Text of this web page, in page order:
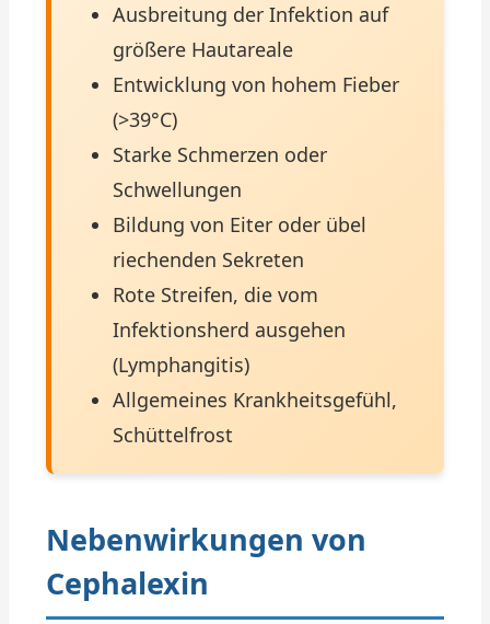
Ausbreitung der Infektion auf
größere Hautareale
Entwicklung von hohem Fieber
(>39°C)
Starke Schmerzen oder
Schwellungen
Bildung von Eiter oder übel
riechenden Sekreten
Rote Streifen, die vom
Infektionsherd ausgehen
(Lymphangitis)
Allgemeines Krankheitsgefühl,
Schüttelfrost
Nebenwirkungen von
Cephalexin